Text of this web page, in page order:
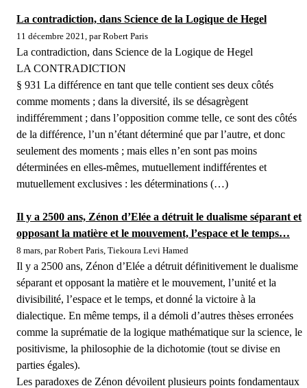
La contradiction, dans Science de la Logique de Hegel
11 décembre 2021, par Robert Paris
La contradiction, dans Science de la Logique de Hegel
LA CONTRADICTION
§ 931 La différence en tant que telle contient ses deux côtés
comme moments ; dans la diversité, ils se désagrègent
indifféremment ; dans l’opposition comme telle, ce sont des côtés
de la différence, l’un n’étant déterminé que par l’autre, et donc
seulement des moments ; mais elles n’en sont pas moins
déterminées en elles-mêmes, mutuellement indifférentes et
mutuellement exclusives : les déterminations (…)
Il y a 2500 ans, Zénon d’Elée a détruit le dualisme séparant et
opposant la matière et le mouvement, l’espace et le temps…
8 mars, par Robert Paris, Tiekoura Levi Hamed
Il y a 2500 ans, Zénon d’Elée a détruit définitivement le dualisme
séparant et opposant la matière et le mouvement, l’unité et la
divisibilité, l’espace et le temps, et donné la victoire à la
dialectique. En même temps, il a démoli d’autres thèses erronées
comme la suprématie de la logique mathématique sur la science, le
positivisme, la philosophie de la dichotomie (tout se divise en
parties égales).
Les paradoxes de Zénon dévoilent plusieurs points fondamentaux